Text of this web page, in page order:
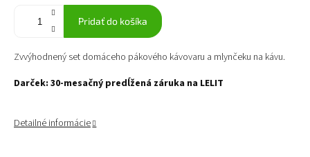
Pridať do košíka
Zvvýhodnený set domáceho pákového kávovaru a mlynčeku na kávu.
Darček: 30-mesačný predĺžená záruka na LELIT
Detailné informácie